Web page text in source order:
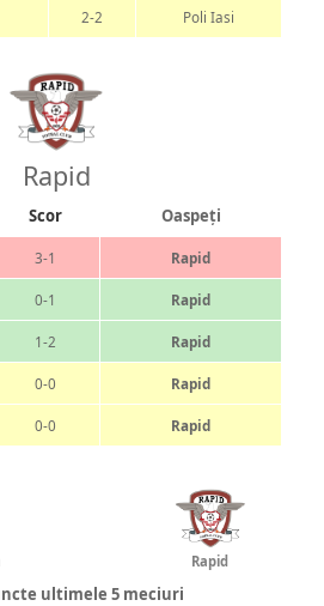
2-2 Poli Iasi
Rapid
Scor Oaspeți
3-1 Rapid
0-1 Rapid
1-2 Rapid
0-0 Rapid
0-0 Rapid
Rapid
ultimele 5 meciuri